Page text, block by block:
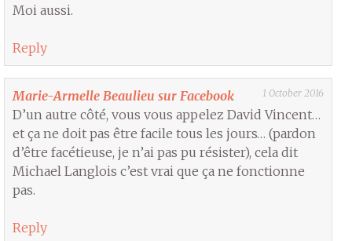
Moi aussi.
Reply
Marie-Armelle Beaulieu sur Facebook 1 October 2016
D’un autre côté, vous vous appelez David Vincent…
et ça ne doit pas être facile tous les jours… (pardon
d’être facétieuse, je n’ai pas pu résister), cela dit
Michael Langlois c’est vrai que ça ne fonctionne
pas.
Reply